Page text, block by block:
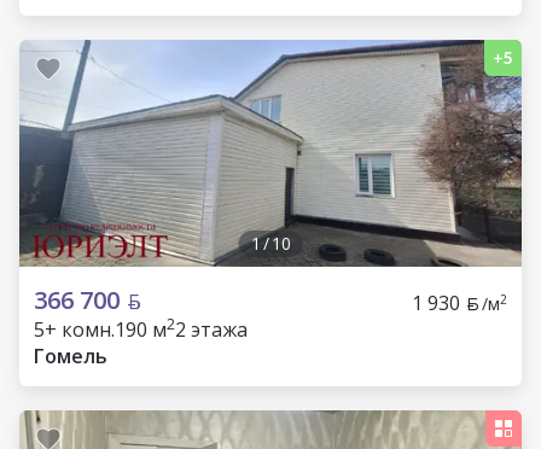
1/10
366 700 1 930 /м2
5+ комн.190 м22 этажа
Гомель